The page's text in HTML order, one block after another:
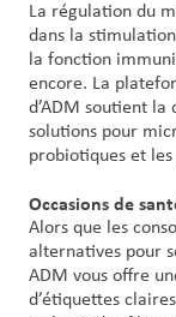
La régulation du
dans la
la fonction
encore. La
d’ADM soutient
solutions pour
probiotiques et
Occasions de
Alors que les
alternatives pour
ADM vous offre
d’étiquettes